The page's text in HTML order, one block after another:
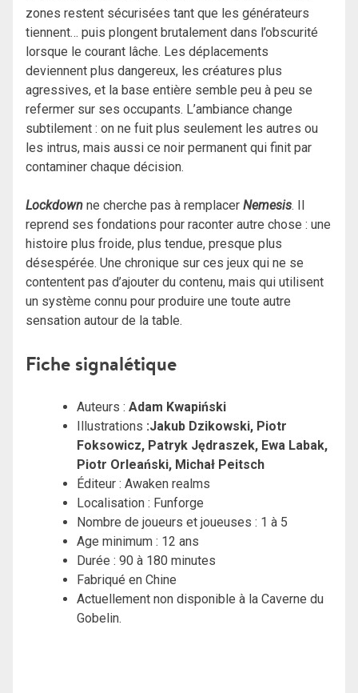
zones restent sécurisées tant que les générateurs
tiennent… puis plongent brutalement dans l’obscurité
lorsque le courant lâche. Les déplacements
deviennent plus dangereux, les créatures plus
agressives, et la base entière semble peu à peu se
refermer sur ses occupants. L’ambiance change
subtilement : on ne fuit plus seulement les autres ou
les intrus, mais aussi ce noir permanent qui finit par
contaminer chaque décision.
Lockdown ne cherche pas à remplacer Nemesis. Il
reprend ses fondations pour raconter autre chose : une
histoire plus froide, plus tendue, presque plus
désespérée. Une chronique sur ces jeux qui ne se
contentent pas d’ajouter du contenu, mais qui utilisent
un système connu pour produire une toute autre
sensation autour de la table.
Fiche signalétique
Auteurs : Adam Kwapiński
Illustrations :Jakub Dzikowski, Piotr
Foksowicz, Patryk Jędraszek, Ewa Labak,
Piotr Orleański, Michał Peitsch
Éditeur : Awaken realms
Localisation : Funforge
Nombre de joueurs et joueuses : 1 à 5
Age minimum : 12 ans
Durée : 90 à 180 minutes
Fabriqué en Chine
Actuellement non disponible à la Caverne du
Gobelin.